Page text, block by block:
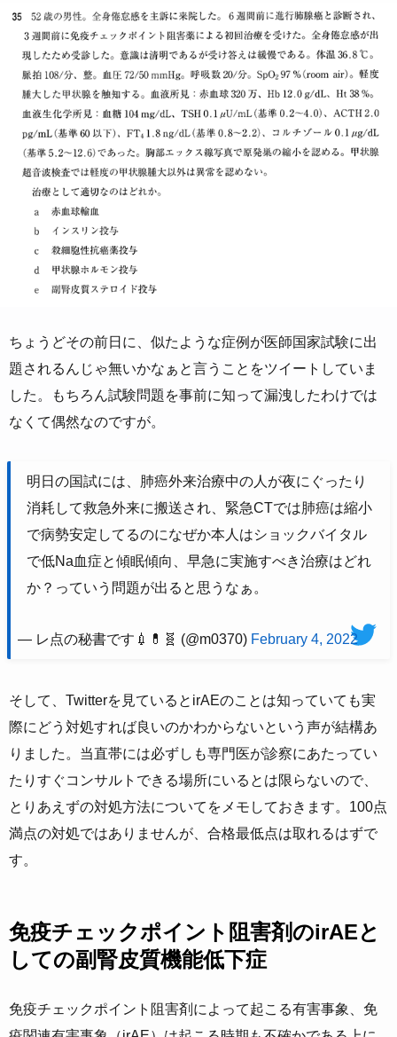
ちょうどその前日に、似たような症例が医師国家試験に出
題されるんじゃ無いかなぁと言うことをツイートしていま
した。もちろん試験問題を事前に知って漏洩したわけでは
なくて偶然なのですが。
明日の国試には、肺癌外来治療中の人が夜にぐったり
消耗して救急外来に搬送され、緊急CTでは肺癌は縮小
で病勢安定してるのになぜか本人はショックバイタル
で低Na血症と傾眠傾向、早急に実施すべき治療はどれ
か？っていう問題が出ると思うなぁ。
— レ点の秘書です💉💊🧬 (@m0370) February 4, 2022
そして、Twitterを見ているとirAEのことは知っていても実
際にどう対処すれば良いのかわからないという声が結構あ
りました。当直帯には必ずしも専門医が診察にあたってい
たりすぐコンサルトできる場所にいるとは限らないので、
とりあえずの対処方法についてをメモしておきます。100点
満点の対処ではありませんが、合格最低点は取れるはずで
す。
免疫チェックポイント阻害剤のirAEと
しての副腎皮質機能低下症
免疫チェックポイント阻害剤によって起こる有害事象、免